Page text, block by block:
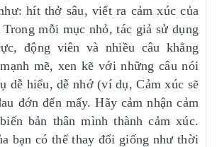
hít thở sâu, viết ra cảm xúc của
mỗi mục nhỏ, tác giả sử dụng
động viên và nhiều câu khẳng
mẽ, xen kẽ với những câu nói
dễ hiểu, dễ nhớ (ví dụ, Cảm xúc sẽ
đớn đến mấy. Hãy cảm nhận cảm
bản thân mình thành cảm xúc.
bạn có thể thay đổi giống như thời